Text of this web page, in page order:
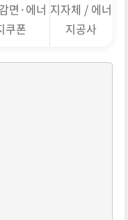
면·에너
쿠폰
지자체 / 에너
지공사